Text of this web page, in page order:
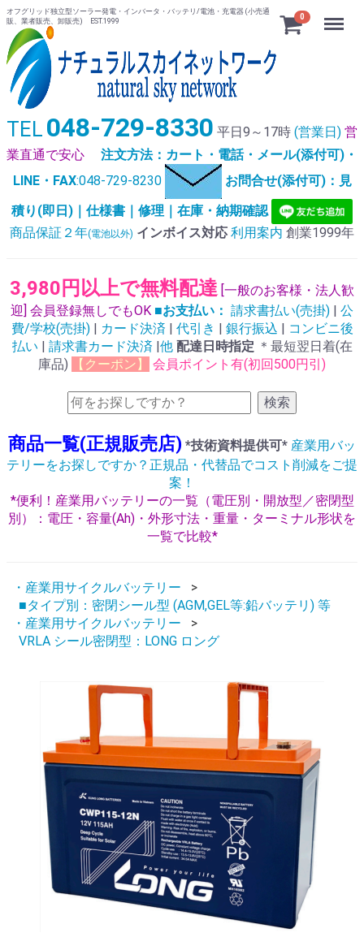
オフグリッド独立型ソーラー発電・インバータ・バッテリ/電池・充電器 (小売通
販、業者販売、卸販売) EST.1999
0 Menu
TEL 048-729-8330 平日9～17時 (営業日) 営
業直通で安心
注文方法：カート・電話・メール(添付可)・
LINE・FAX:048-729-8230
お問合せ(添付可)：見
積り(即日)｜仕様書｜修理｜在庫・納期確認
商品保証２年(電池以外) インボイス対応 利用案内 創業1999年
3,980円以上で無料配達 [一般のお客様・法人歓
迎] 会員登録無しでもOK ■お支払い： 請求書払い(売掛) | 公
費/学校(売掛) | カード決済 | 代引き | 銀行振込 | コンビニ後
払い | 請求書カード決済 |他 配達日時指定 ＊最短翌日着(在
庫品)
【クーポン】 会員ポイント有(初回500円引)
検索
商品一覧(正規販売店) *技術資料提供可* 産業用バッ
テリーをお探しですか？正規品・代替品でコスト削減をご提
案！
*便利！産業用バッテリーの一覧（電圧別・開放型／密閉型
別）：電圧・容量(Ah)・外形寸法・重量・ターミナル形状を
一覧で比較*
・産業用サイクルバッテリー
■タイプ別：密閉シール型 (AGM,GEL等:鉛バッテリ) 等
・産業用サイクルバッテリー
VRLA シール密閉型：LONG ロング